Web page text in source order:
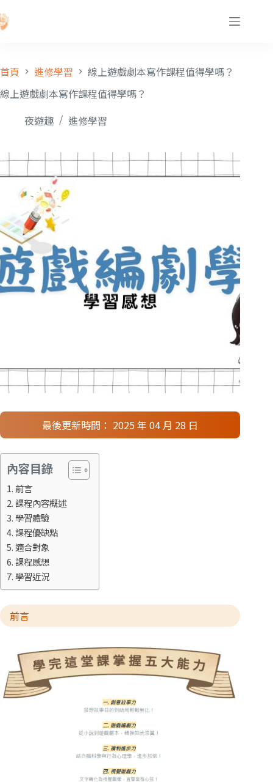
首頁 進修學習
線上遊戲劇本寫作課程值得學嗎？
線上遊戲劇本寫作課程值得學嗎？
夜遊趣
進修學習
最後更新時間： 2025 年 04 月 28 日
內容目錄
前言
課程內容概述
學習體驗
課程優缺點
適合對象
課程感想
學習近況
前言